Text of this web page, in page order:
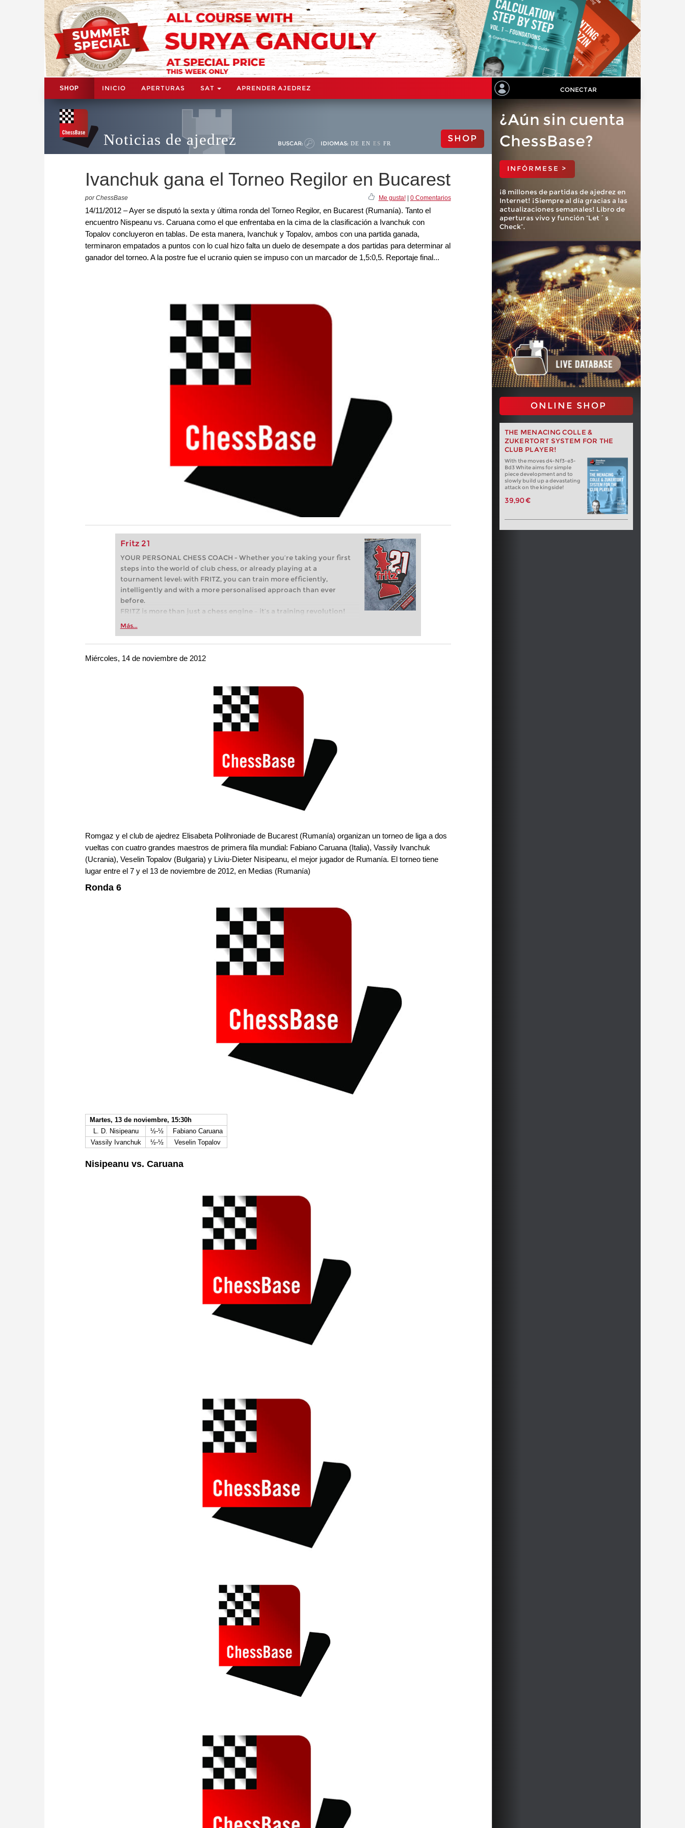
SHOP INICIO APERTURAS SAT APRENDER AJEDREZ CONECTAR
Noticias de ajedrez BUSCAR: IDIOMAS: DE EN ES FR SHOP
Ivanchuk gana el Torneo Regilor en Bucarest
por ChessBase Me gusta!| 0 Comentarios
14/11/2012 – Ayer se disputó la sexta y última ronda del Torneo Regilor, en Bucarest (Rumanía). Tanto el
encuentro Nispeanu vs. Caruana como el que enfrentaba en la cima de la clasificación a Ivanchuk con
Topalov concluyeron en tablas. De esta manera, Ivanchuk y Topalov, ambos con una partida ganada,
terminaron empatados a puntos con lo cual hizo falta un duelo de desempate a dos partidas para determinar al
ganador del torneo. A la postre fue el ucranio quien se impuso con un marcador de 1,5:0,5. Reportaje final...
Fritz 21
YOUR PERSONAL CHESS COACH - Whether you’re taking your first
steps into the world of club chess, or already playing at a
tournament level: with FRITZ, you can train more efficiently,
intelligently and with a more personalised approach than ever
before.
FRITZ is more than just a chess engine – it’s a training revolution!
Whether you’re taking your first steps into the world of club chess,
more efficiently, intelligently and with a more personalised
approach than ever before.
Más...
¿Aún sin cuenta
ChessBase?
INFÓRMESE >
¡8 millones de partidas de ajedrez en
Internet! ¡Siempre al día gracias a las
actualizaciones semanales! Libro de
aperturas vivo y función “Let´s
Check”.
ONLINE SHOP
THE MENACING COLLE &
ZUKERTORT SYSTEM FOR THE
CLUB PLAYER!
With the moves d4-Nf3-e3-
Bd3 White aims for simple
piece development and to
slowly build up a devastating
attack on the kingside!
39,90 €
Miércoles, 14 de noviembre de 2012
Romgaz y el club de ajedrez Elisabeta Polihroniade de Bucarest (Rumanía) organizan un torneo de liga a dos
vueltas con cuatro grandes maestros de primera fila mundial: Fabiano Caruana (Italia), Vassily Ivanchuk
(Ucrania), Veselin Topalov (Bulgaria) y Liviu-Dieter Nisipeanu, el mejor jugador de Rumanía. El torneo tiene
lugar entre el 7 y el 13 de noviembre de 2012, en Medias (Rumanía)
Ronda 6
Martes, 13 de noviembre, 15:30h
L. D. Nisipeanu
½-½
Fabiano Caruana
Vassily Ivanchuk
½-½ Veselin Topalov
Nisipeanu vs. Caruana